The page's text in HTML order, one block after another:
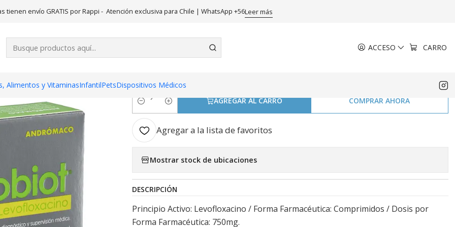
ACCESO CARRO
Alimentos y VitaminasInfantilPetsDispositivos Médicos
tienen envío GRATIS por Rappi - Atención exclusiva para Chile | WhatsApp +56Leer más
Quinobiot (B) Levofloxacino 750 mg 10 Comprimidos Recubiertos.
Quinobiot (B) Levofloxacino 750 mg 10
Cantidad
AGREGAR AL CARRO COMPRAR AHORA
Agregar a la lista de favoritos
Mostrar stock de ubicaciones
DESCRIPCIÓN
Principio Activo: Levofloxacino / Forma Farmacéutica: Comprimidos / Dosis por
Forma Farmacéutica: 750mg.